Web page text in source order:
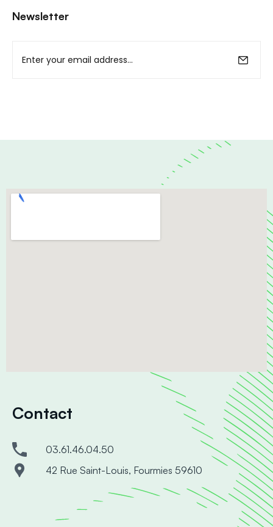
Newsletter
Contact
03.61.46.04.50
42 Rue Saint-Louis, Fourmies 59610